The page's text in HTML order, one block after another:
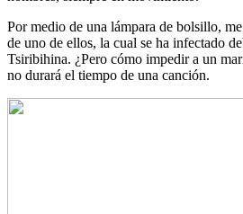
Por medio de una lámpara de bolsillo,
de uno de ellos, la cual se ha infectado
Tsiribihina. ¿Pero cómo impedir a un
no durará el tiempo de una canción.